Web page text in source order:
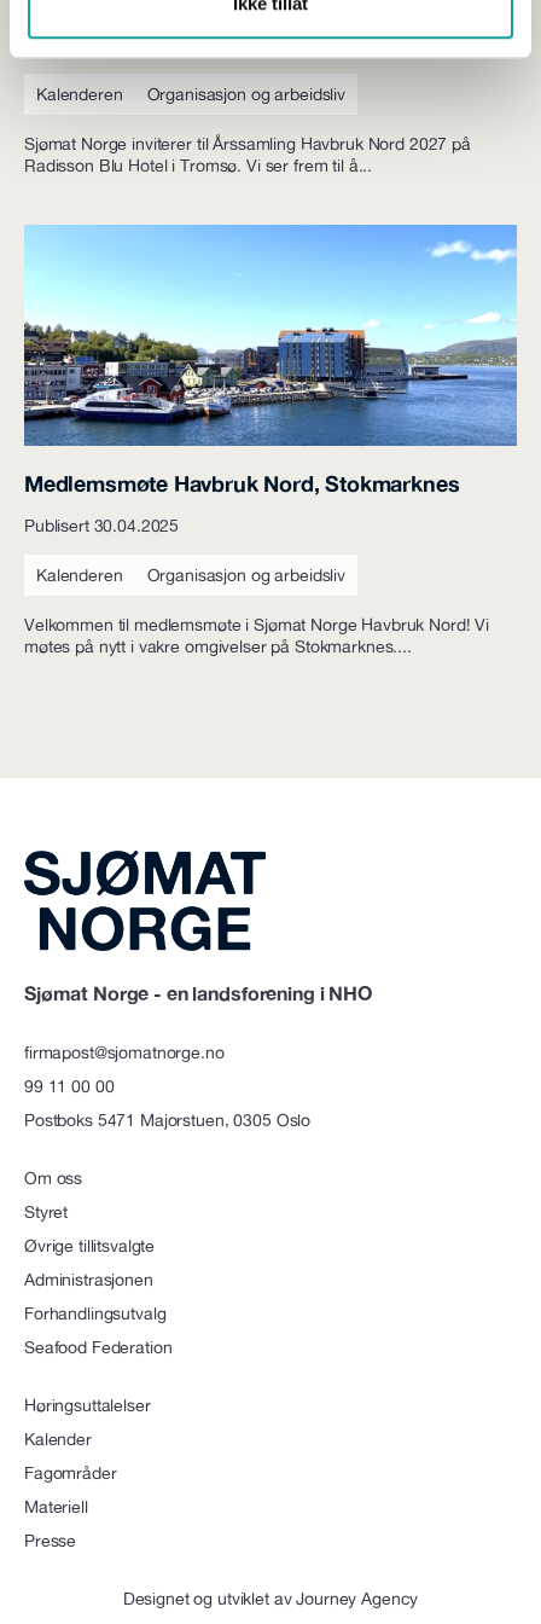
Publisert 30.04.2025
Kalenderen Organisasjon og arbeidsliv
Sjømat Norge inviterer til Årssamling Havbruk Nord 2027 på
Radisson Blu Hotel i Tromsø. Vi ser frem til å...
Medlemsmøte Havbruk Nord, Stokmarknes
Publisert 30.04.2025
Kalenderen Organisasjon og arbeidsliv
Velkommen til medlemsmøte i Sjømat Norge Havbruk Nord! Vi
møtes på nytt i vakre omgivelser på Stokmarknes....
Sjømat Norge - en landsforening i NHO
firmapost@sjomatnorge.no
99 11 00 00
Postboks 5471 Majorstuen, 0305 Oslo
Om oss
Styret
Øvrige tillitsvalgte
Administrasjonen
Forhandlingsutvalg
Seafood Federation
Høringsuttalelser
Kalender
Fagområder
Materiell
Presse
Designet og utviklet avJourney Agency